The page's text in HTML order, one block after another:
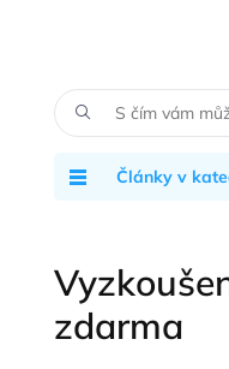
Články v
zdarma